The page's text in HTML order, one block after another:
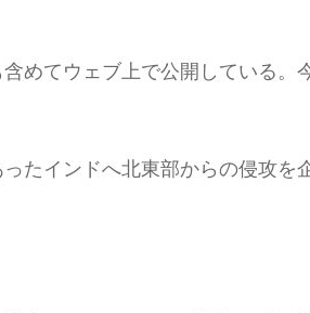
めてウェブ上で公開している。
たインドへ北東部からの侵攻を